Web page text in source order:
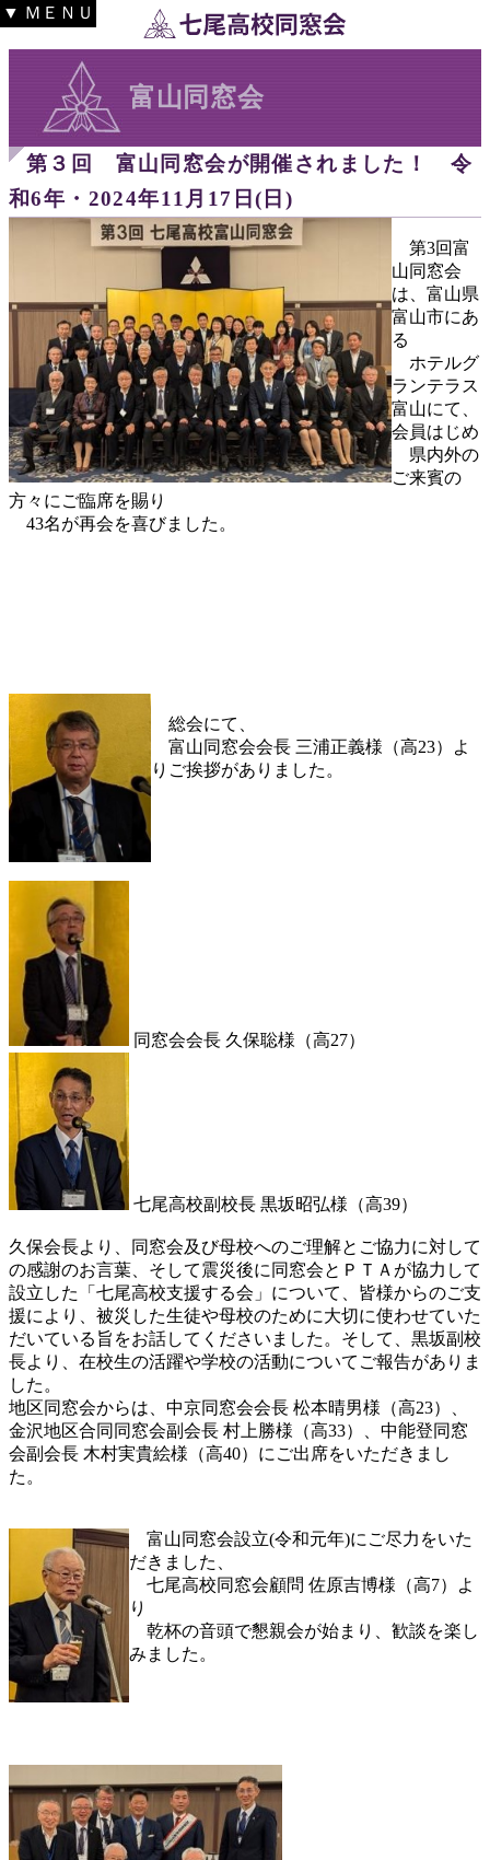
▼ ＭＥＮＵ
富山同窓会
第３回 富山同窓会が開催されました！ 令
和6年・2024年11月17日(日)
第3回富
山同窓会
は、富山県
富山市にあ
る
ホテルグ
ランテラス
富山にて、
会員はじめ
県内外の
ご来賓の
方々にご臨席を賜り
43名が再会を喜びました。
総会にて、
富山同窓会会長 三浦正義様（高23）よ
りご挨拶がありました。
同窓会会長 久保聡様（高27）
七尾高校副校長 黒坂昭弘様（高39）
久保会長より、同窓会及び母校へのご理解とご協力に対して
の感謝のお言葉、そして震災後に同窓会とＰＴＡが協力して
設立した「七尾高校支援する会」について、皆様からのご支
援により、被災した生徒や母校のために大切に使わせていた
だいている旨をお話してくださいました。そして、黒坂副校
長より、在校生の活躍や学校の活動についてご報告がありま
した。
地区同窓会からは、中京同窓会会長 松本晴男様（高23）、
金沢地区合同同窓会副会長 村上勝様（高33）、中能登同窓
会副会長 木村実貴絵様（高40）にご出席をいただきまし
た。
富山同窓会設立(令和元年)にご尽力をいた
だきました、
七尾高校同窓会顧問 佐原吉博様（高7）よ
り
乾杯の音頭で懇親会が始まり、歓談を楽し
みました。